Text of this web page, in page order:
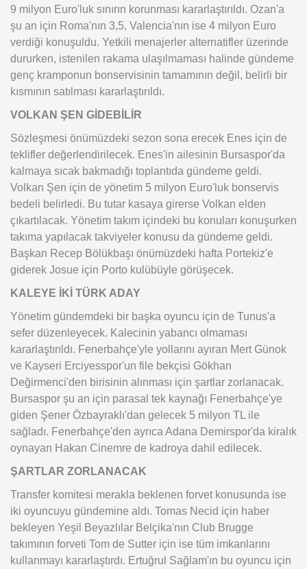
9 milyon Euro'luk sınırın korunması kararlaştırıldı. Ozan'a
şu an için Roma'nın 3,5, Valencia'nın ise 4 milyon Euro
verdiği konuşuldu. Yetkili menajerler alternatifler üzerinde
dururken, istenilen rakama ulaşılmaması halinde gündeme
genç kramponun bonservisinin tamamının değil, belirli bir
kısmının satılması kararlaştırıldı.
VOLKAN ŞEN GİDEBİLİR
Sözleşmesi önümüzdeki sezon sona erecek Enes için de
teklifler değerlendirilecek. Enes'in ailesinin Bursaspor'da
kalmaya sıcak bakmadığı toplantıda gündeme geldi.
Volkan Şen için de yönetim 5 milyon Euro'luk bonservis
bedeli belirledi. Bu tutar kasaya girerse Volkan elden
çıkartılacak. Yönetim takım içindeki bu konuları konuşurken
takıma yapılacak takviyeler konusu da gündeme geldi.
Başkan Recep Bölükbaşı önümüzdeki hafta Portekiz'e
giderek Josue için Porto kulübüyle görüşecek.
KALEYE İKİ TÜRK ADAY
Yönetim gündemdeki bir başka oyuncu için de Tunus'a
sefer düzenleyecek. Kalecinin yabancı olmaması
kararlaştırıldı. Fenerbahçe'yle yollarını ayıran Mert Günok
ve Kayseri Erciyesspor'un file bekçisi Gökhan
Değirmenci'den birisinin alınması için şartlar zorlanacak.
Bursaspor şu an için parasal tek kaynağı Fenerbahçe'ye
giden Şener Özbayraklı'dan gelecek 5 milyon TL ile
sağladı. Fenerbahçe'den ayrıca Adana Demirspor'da kiralık
oynayan Hakan Cinemre de kadroya dahil edilecek.
ŞARTLAR ZORLANACAK
Transfer komitesi merakla beklenen forvet konusunda ise
iki oyuncuyu gündemine aldı. Tomas Necid için haber
bekleyen Yeşil Beyazlılar Belçika'nın Club Brugge
takımının forveti Tom de Sutter için ise tüm imkanlarını
kullanmayı kararlaştırdı. Ertuğrul Sağlam'ın bu oyuncu için